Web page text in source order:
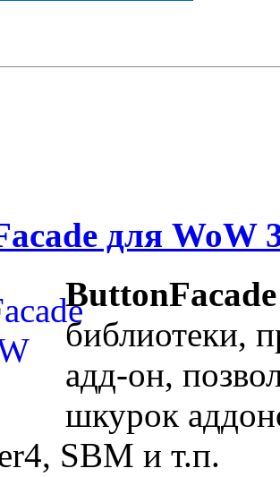
для WoW
ButtonFacade
библиотеки,
адд-он,
шкурок
SBM и т.п.